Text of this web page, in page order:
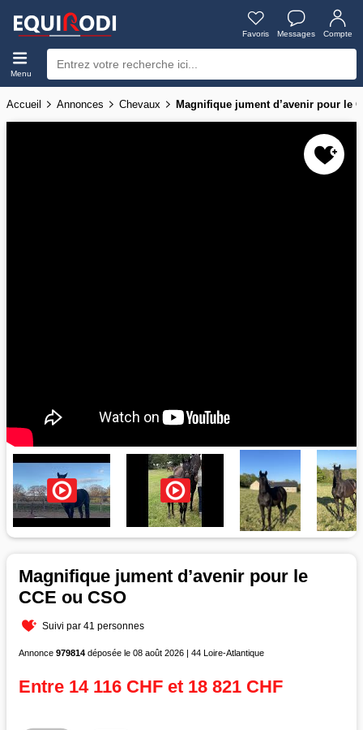
Favoris Messages Compte
Menu
Accueil Annonces Chevaux Magnifique jument d’avenir pour le
Magnifique jument d’avenir pour le
CCE ou CSO
Suivi par 41 personnes
Annonce 979814 déposée le 08 août 2026 | 44 Loire-Atlantique
Entre 14 116 CHF et 18 821 CHF